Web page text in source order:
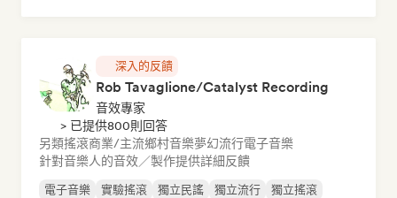
深入的反饋
Rob Tavaglione/Catalyst Recording
音效專家
> 已提供800則回答
另類搖滾商業/主流鄉村音樂夢幻流行電子音樂
針對音樂人的音效／製作提供詳細反饋
電子音樂 實驗搖滾 獨立民謠 獨立流行
獨立搖滾